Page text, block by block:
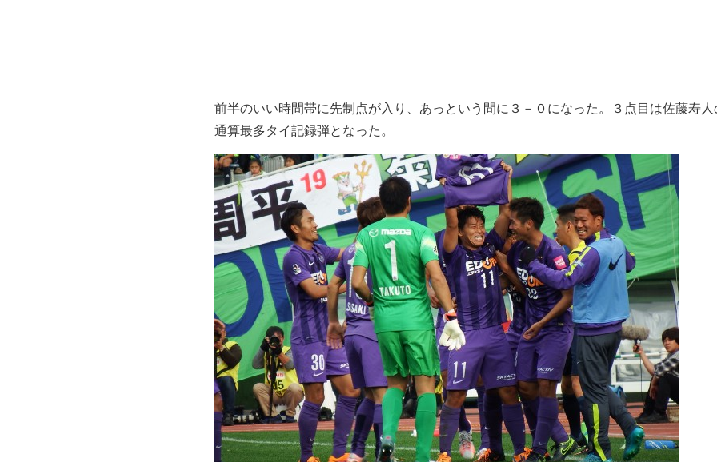
前半のいい時間帯に先制点が入り、あっという間に３－０になった。３点目は佐藤寿人
通算最多タイ記録弾となった。